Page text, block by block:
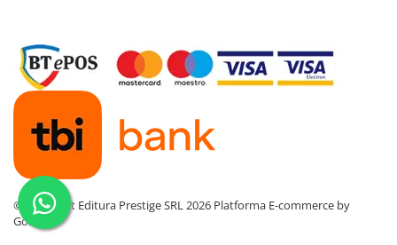
Carte Prescolara, Joc
Carti cartonate
Descopera lumea
Descopera si invata
Din ograda
Povesti pe roti
Primele notiuni
Carti de colorat
©Copyright Editura Prestige SRL 2026 Platforma E-commerce by
Gomag